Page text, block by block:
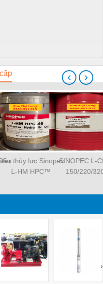
thủy lực Sinopec
L-HM HPC™
SINOPEC L-
150/220/
‹ ›
›